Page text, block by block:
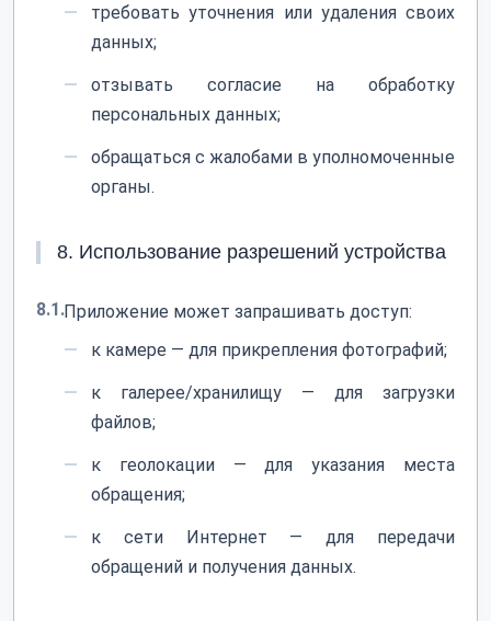
требовать уточнения или удаления своих
данных;
отзывать согласие на обработку
персональных данных;
обращаться с жалобами в уполномоченные
органы.
8. Использование разрешений устройства
8.1.Приложение может запрашивать доступ:
к камере — для прикрепления фотографий;
к галерее/хранилищу — для загрузки
файлов;
к геолокации — для указания места
обращения;
к сети Интернет — для передачи
обращений и получения данных.